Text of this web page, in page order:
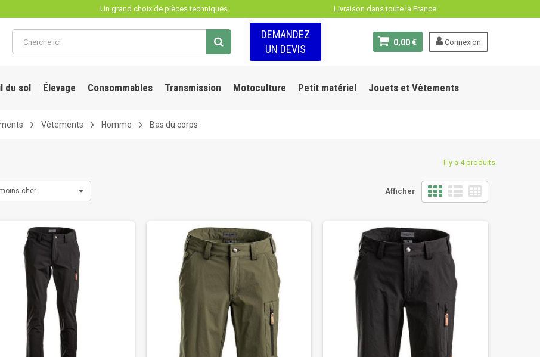
Un grand choix de pièces techniques. Livraison dans toute la France
Connexion
0,00 €
DEMANDEZ
UN DEVIS
du sol Élevage Consommables Transmission Motoculture Petit matériel Jouets et Vêtements
Vêtements Homme Bas du corps
Il y a 4 produits.
Afficher
cher